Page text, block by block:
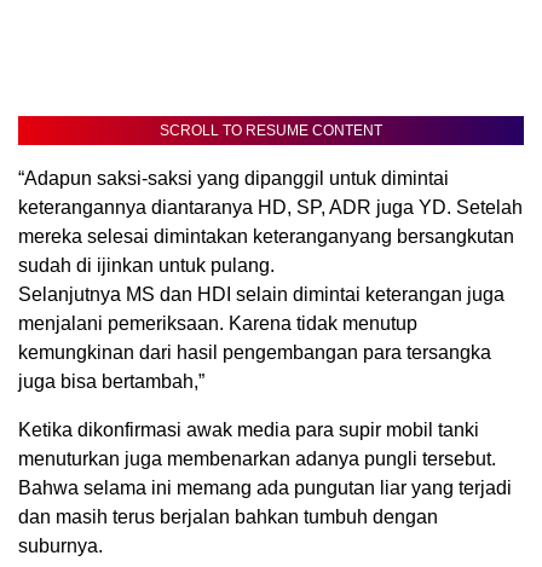
SCROLL TO RESUME CONTENT
“Adapun saksi-saksi yang dipanggil untuk dimintai
keterangannya diantaranya HD, SP, ADR juga YD. Setelah
mereka selesai dimintakan keteranganyang bersangkutan
sudah di ijinkan untuk pulang.
Selanjutnya MS dan HDI selain dimintai keterangan juga
menjalani pemeriksaan. Karena tidak menutup
kemungkinan dari hasil pengembangan para tersangka
juga bisa bertambah,”
Ketika dikonfirmasi awak media para supir mobil tanki
menuturkan juga membenarkan adanya pungli tersebut.
Bahwa selama ini memang ada pungutan liar yang terjadi
dan masih terus berjalan bahkan tumbuh dengan
suburnya.